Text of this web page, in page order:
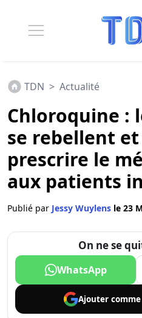
TDN > Actualité
Chloroquine :
se rebellent
prescrire le
aux patients
Publié par Jessy Wuylens le 23
On ne se
WhatsApp
Ajouter comme